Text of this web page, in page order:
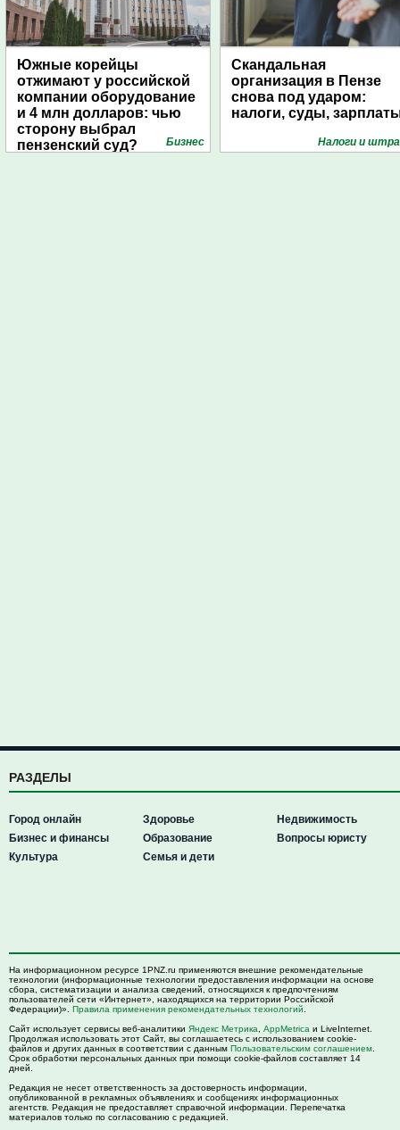
Южные корейцы
отжимают у российской
компании оборудование
и 4 млн долларов: чью
сторону выбрал
пензенский суд?
Бизнес
Скандальная
организация в Пензе
снова под ударом:
налоги, суды,
Налоги и
РАЗДЕЛЫ
Город онлайн
Бизнес и финансы
Культура
Здоровье
Образование
Семья и дети
Недвижимость
Вопросы юристу
На информационном ресурсе 1PNZ.ru применяются внешние рекомендательные
технологии (информационные технологии предоставления информации на основе
сбора, систематизации и анализа сведений, относящихся к предпочтениям
пользователей сети «Интернет», находящихся на территории Российской
Федерации)». Правила применения рекомендательных технологий
Сайт использует сервисы веб-аналитики Яндекс Метрика AppMetrica и LiveInternet.
Продолжая использовать этот Сайт, вы соглашаетесь с использованием cookie-
файлов и других данных в соответствии с данным Пользовательским соглашением
Срок обработки персональных данных при помощи cookie-файлов составляет 14
дней.
Редакция не несет ответственность за достоверность информации,
опубликованной в рекламных объявлениях и сообщениях информационных
агентств. Редакция не предоставляет справочной информации. Перепечатка
материалов только по согласованию с редакцией.